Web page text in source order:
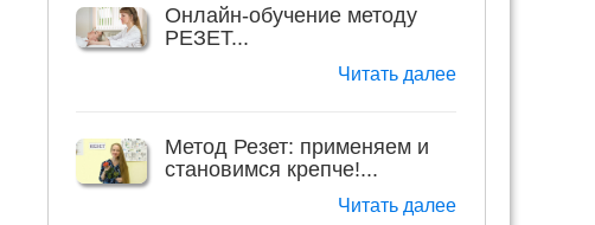
Онлайн-обучение методу
РЕЗЕТ...
Читать далее
Метод Резет: применяем и
становимся крепче!...
Читать далее